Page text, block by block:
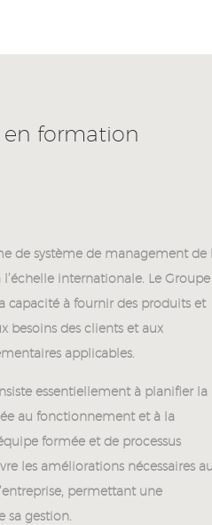
en formation
de système de management de
internationale. Le Groupe
capacité à fournir des produits et
besoins des clients et aux
applicables.
essentiellement à planifier la
au fonctionnement et à la
formée et de processus
les améliorations nécessaires
permettant une
sa gestion.